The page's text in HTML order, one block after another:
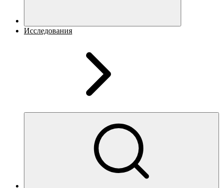
Исследования